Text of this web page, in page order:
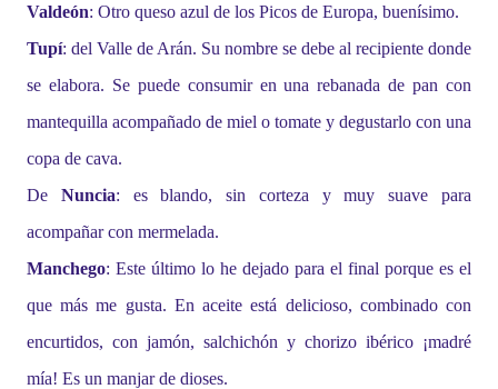
Valdeón: Otro queso azul de los Picos de Europa, buenísimo.
Tupí: del Valle de Arán. Su nombre se debe al recipiente donde
se elabora. Se puede consumir en una rebanada de pan con
mantequilla acompañado de miel o tomate y degustarlo con una
copa de cava.
De Nuncia: es blando, sin corteza y muy suave para
acompañar con mermelada.
Manchego: Este último lo he dejado para el final porque es el
que más me gusta. En aceite está delicioso, combinado con
encurtidos, con jamón, salchichón y chorizo ibérico ¡madré
mía! Es un manjar de dioses.